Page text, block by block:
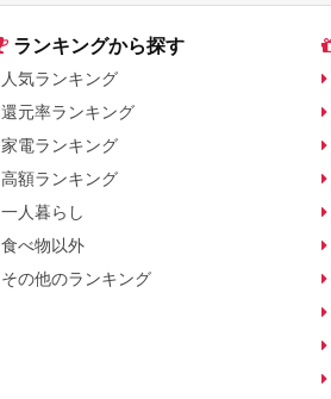
ランキングから探す
人気ランキング
還元率ランキング
家電ランキング
高額ランキング
一人暮らし
食べ物以外
その他のランキング